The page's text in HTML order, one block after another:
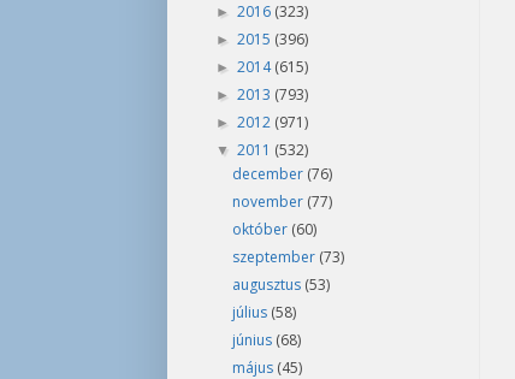
► 2016 (323)
► 2015 (396)
► 2014(615)
► 2013 (793)
► 2012 (971)
▼ 2011 (532)
december (76)
november (77)
október (60)
szeptember (73)
augusztus (53)
július (58)
június (68)
május (45)